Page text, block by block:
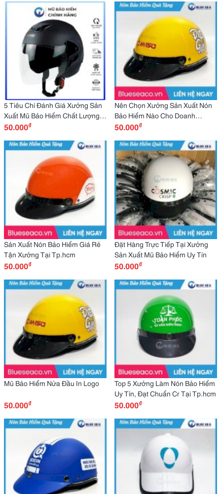
5 Tiêu Chí Đánh Giá Xưởng Sản
Xuất Mũ Bảo Hiểm Chất Lượng
Cho Doanh Nghiệp
50.000₫
Nên Chọn Xưởng Sản Xuất Nón
Bảo Hiểm Nào Cho Doanh
Nghiệp?
50.000₫
Sản Xuất Nón Bảo Hiểm Giá Rẻ
Tận Xưởng Tại Tp.hcm
50.000₫
Đặt Hàng Trực Tiếp Tại Xưởng
Sản Xuất Mũ Bảo Hiểm Uy Tín
50.000₫
Mũ Bảo Hiểm Nửa Đầu In Logo
50.000₫
Top 5 Xưởng Làm Nón Bảo Hiểm
Uy Tín, Đạt Chuẩn Cr Tại Tp.hcm
50.000₫